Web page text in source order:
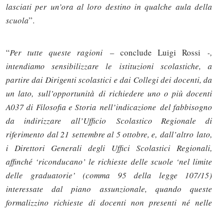
lasciati per un’ora al loro destino in qualche aula della
scuola”.
“Per tutte queste ragioni – conclude Luigi Rossi -,
intendiamo sensibilizzare le istituzioni scolastiche, a
partire dai Dirigenti scolastici e dai Collegi dei docenti, da
un lato, sull’opportunità di richiedere uno o più docenti
A037 di Filosofia e Storia nell’indicazione del fabbisogno
da indirizzare all’Ufficio Scolastico Regionale di
riferimento dal 21 settembre al 5 ottobre, e, dall’altro lato,
i Direttori Generali degli Uffici Scolastici Regionali,
affinché ‘riconducano’ le richieste delle scuole ‘nel limite
delle graduatorie’ (comma 95 della legge 107/15)
interessate dal piano assunzionale, quando queste
formalizzino richieste di docenti non presenti né nelle